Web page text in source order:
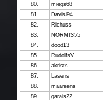
80.
miegs68
81.
Davisl94
82.
Richuss
83.
NORMIS55
84.
dood13
85.
RudolfsV
86.
akrists
87.
Lasens
88.
maareens
89.
garais22